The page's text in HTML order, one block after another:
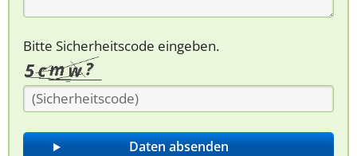
Bitte Sicherheitscode eingeben.